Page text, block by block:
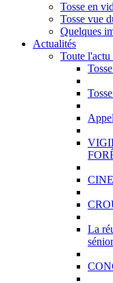
Tosse en
Tosse vue
Quelques
Actualités
Toute l'actu
La